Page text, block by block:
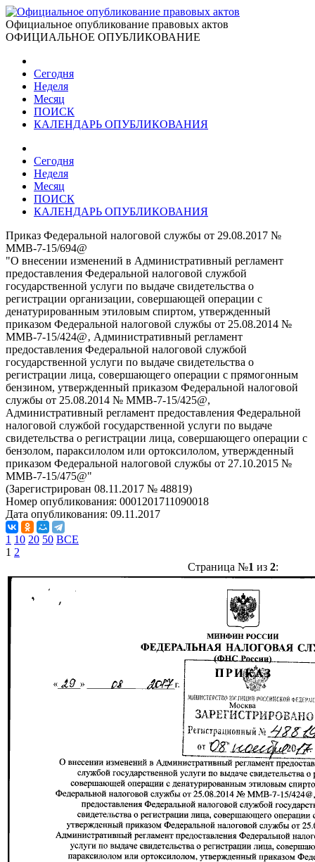
Официальное опубликование правовых актов
ОФИЦИАЛЬНОЕ ОПУБЛИКОВАНИЕ
Сегодня
Неделя
Месяц
ПОИСК
КАЛЕНДАРЬ ОПУБЛИКОВАНИЯ
Сегодня
Неделя
Месяц
ПОИСК
КАЛЕНДАРЬ ОПУБЛИКОВАНИЯ
Приказ Федеральной налоговой службы от 29.08.2017 №
ММВ-7-15/694@
"О внесении изменений в Административный регламент
предоставления Федеральной налоговой службой
государственной услуги по выдаче свидетельства о
регистрации организации, совершающей операции с
денатурированным этиловым спиртом, утвержденный
приказом Федеральной налоговой службы от 25.08.2014 №
ММВ-7-15/424@‚ Административный регламент
предоставления Федеральной налоговой службой
государственной услуги по выдаче свидетельства о
регистрации лица, совершающего операции с прямогонным
бензином, утвержденный приказом Федеральной налоговой
службы от 25.08.2014 № ММВ-7-15/425@,
Административный регламент предоставления Федеральной
налоговой службой государственной услуги по выдаче
свидетельства о регистрации лица, совершающего операции с
бензолом, параксилолом или ортоксилолом, утвержденный
приказом Федеральной налоговой службы от 27.10.2015 №
ММВ-7-15/475@"
(Зарегистрирован 08.11.2017 № 48819)
Номер опубликования: 0001201711090018
Дата опубликования: 09.11.2017
1 10 20 50 ВСЕ
1 2
Страница №1 из 2: